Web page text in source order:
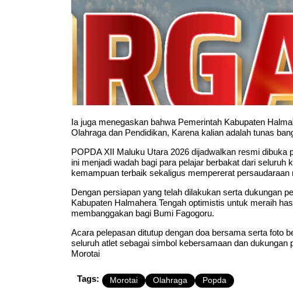
Ia juga menegaskan bahwa Pemerintah Kabupaten
Olahraga dan Pendidikan, Karena kalian adalah tunas
POPDA XII Maluku Utara 2026 dijadwalkan resmi dibuka
ini menjadi wadah bagi para pelajar berbakat dari
kemampuan terbaik sekaligus mempererat persaudaraan
Dengan persiapan yang telah dilakukan serta dukungan
Kabupaten Halmahera Tengah optimistis untuk meraih
membanggakan bagi Bumi Fagogoru.
Acara pelepasan ditutup dengan doa bersama serta foto
seluruh atlet sebagai simbol kebersamaan dan
Morotai
Tags: Morotai Olahraga Popda